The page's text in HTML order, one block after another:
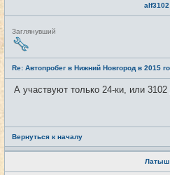
alf3102
Н
е
в
т
и
Заглянувший
Re: Автопробег в Нижний Новгород в 2015
А участвуют только 24-ки, или 3102
Вернуться к началу
Латыш